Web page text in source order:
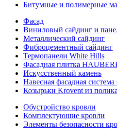
Битумные и полимерные
Фасад
Виниловый сайдинг и
Металлический сайдинг
Фиброцементный сайдинг
Термопанели White Hills
Фасадная плитка
Искусственный камень
Навесная фасадная
Козырьки Krovent из
Обустройство кровли
Комплектующие кровли
Элементы безопасности